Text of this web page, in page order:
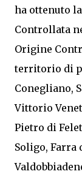
ha ottenuto
Controllata
Origine
territorio di
Conegliano,
Vittorio
Pietro di
Soligo, Farra